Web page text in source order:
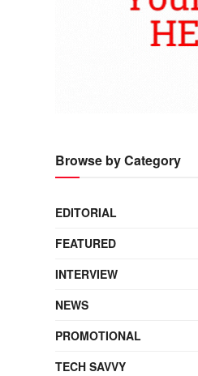
Browse by Category
EDITORIAL
FEATURED
INTERVIEW
NEWS
PROMOTIONAL
TECH SAVVY